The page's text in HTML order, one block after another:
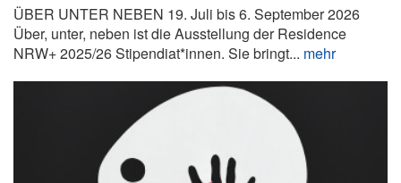
ÜBER UNTER NEBEN 19. Juli bis 6. September 2026
Über, unter, neben ist die Ausstellung der Residence
NRW+ 2025/26 Stipendiat*innen. Sie bringt... mehr